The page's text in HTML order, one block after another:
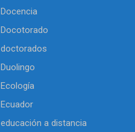
Docencia
Docotorado
doctorados
Duolingo
Ecología
Ecuador
educación a distancia